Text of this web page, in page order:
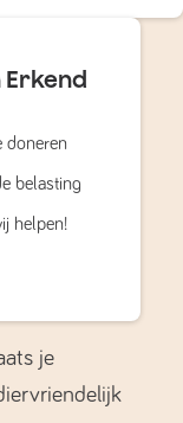
Erkend
doneren
belasting
helpen!
je